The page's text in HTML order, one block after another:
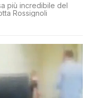
più incredibile del
Rossignoli